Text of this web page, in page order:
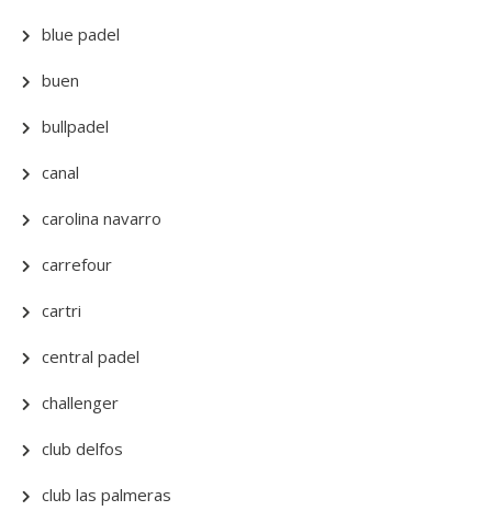
blue padel
buen
bullpadel
canal
carolina navarro
carrefour
cartri
central padel
challenger
club delfos
club las palmeras